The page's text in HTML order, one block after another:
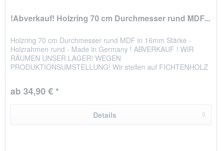
!Abverkauf! Holzring 70 cm Durchmesser rund MDF...
Holzring 70 cm Durchmesser rund MDF in 16mm Stärke -
Holzrahmen rund - Made in Germany ! ABVERKAUF ! WIR
RÄUMEN UNSER LAGER! WEGEN
PRODUKTIONSUMSTELLUNG! Wir stellen auf FICHTENHOLZ
ab 34,90 € *
Details